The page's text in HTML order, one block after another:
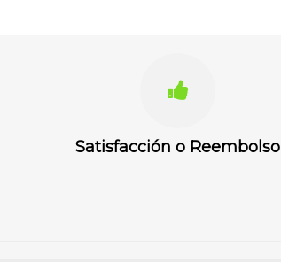
Satisfacción o Reembolso